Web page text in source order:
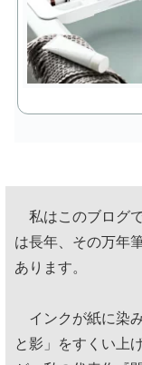
私はこのブログ
は長年、その万年
あります。
インクが紙に染
と影」をすくい上